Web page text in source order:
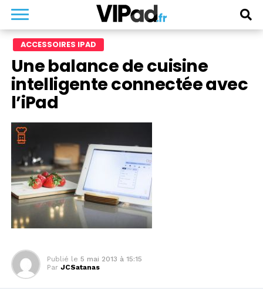
ACCESSOIRES IPAD
Une balance de cuisine
intelligente connectée avec
l’iPad
Publié le 5 mai 2013 à 15:15
Par JCSatanas